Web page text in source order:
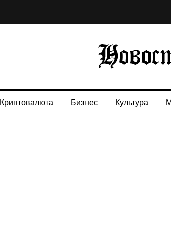
Криптовалюта Бизнес Культура